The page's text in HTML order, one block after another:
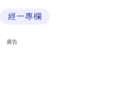
經一專欄
廣告